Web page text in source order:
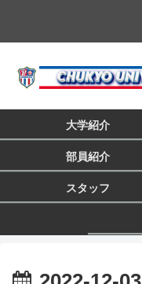
大学紹介
部員紹介
スタッフ